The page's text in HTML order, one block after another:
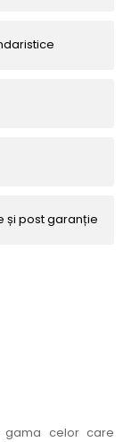
și post garanție
gama celor care